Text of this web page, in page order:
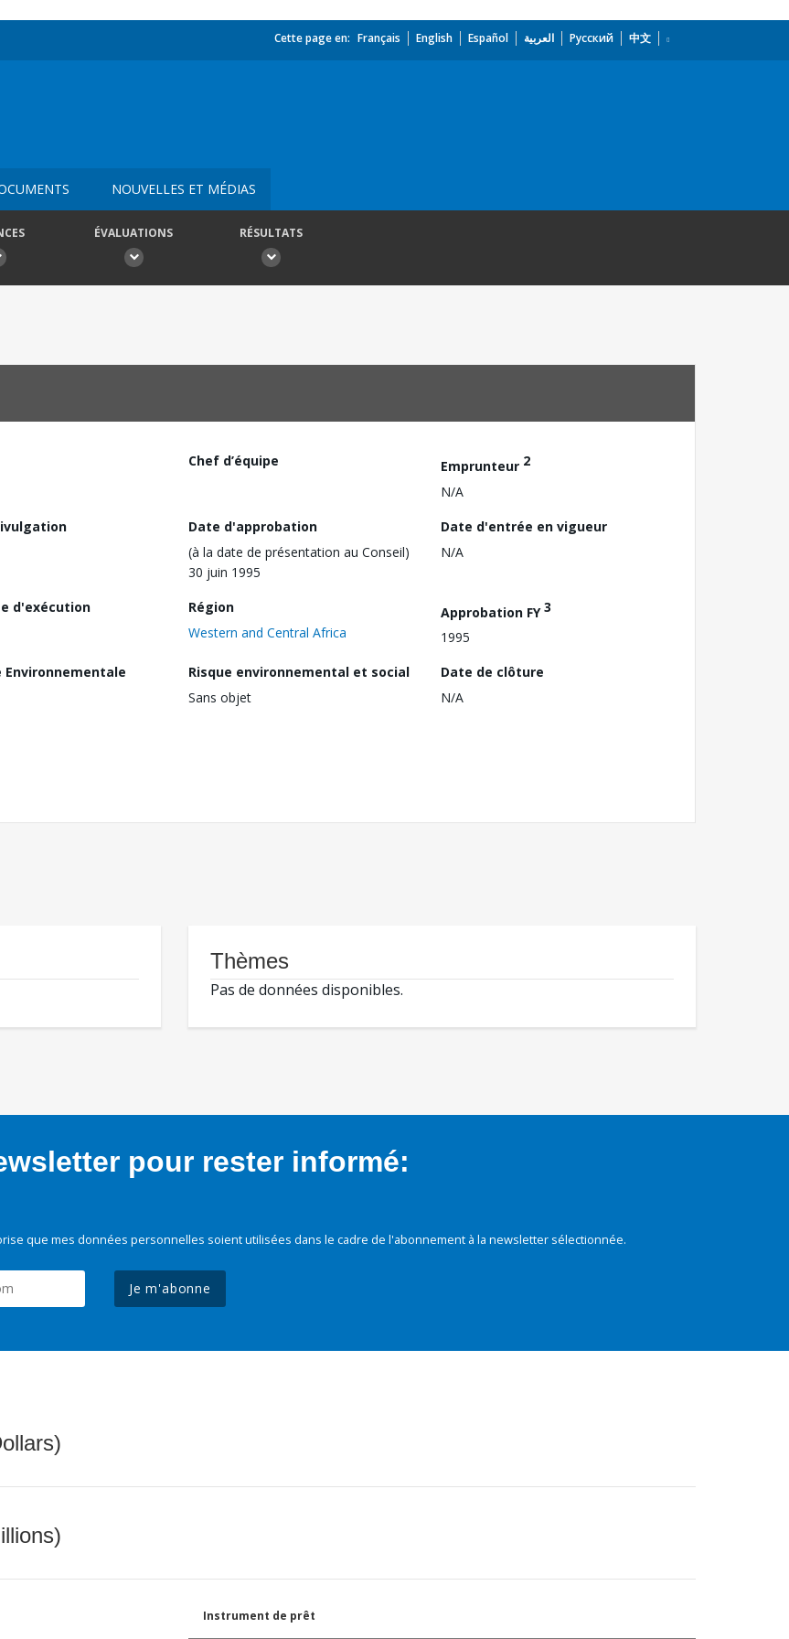
Cette page en: Français English Español العربية Русский 中文
NOUVELLES ET MÉDIAS
ÉVALUATIONS RÉSULTATS
Chef d’équipe Emprunteur 2
N/A
Date d'approbation
(à la date de présentation au Conseil)
30 juin 1995
Date d'entrée en vigueur
N/A
d'exécution
Région
Western and Central Africa
Approbation FY3
1995
Environnementale
Risque environnemental et social
Sans objet
Date de clôture
N/A
Thèmes
Pas de données disponibles.
pour rester informé:
que mes données personnelles soient utilisées dans le cadre de l'abonnement à la newsletter sélectionnée.
Je m'abonne
Instrument de prêt